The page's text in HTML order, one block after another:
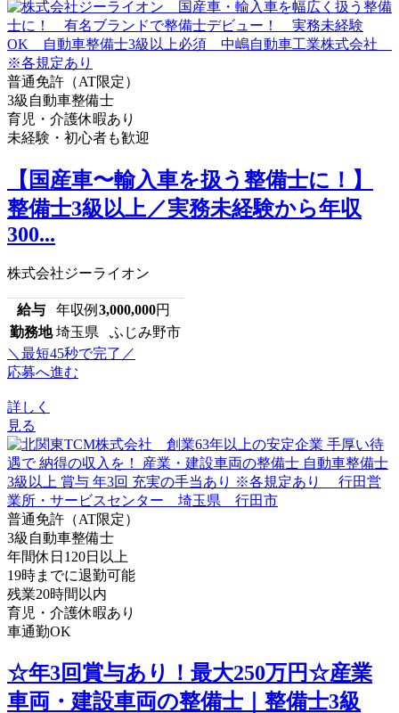
普通免許（AT限定）
3級自動車整備士
育児・介護休暇あり
未経験・初心者も歓迎
【国産車〜輸入車を扱う整備士に！】
整備士3級以上／実務未経験から年収
300...
株式会社ジーライオン
給与 年収例 3,000,000円
勤務地 埼玉県 ふじみ野市
＼最短45秒で完了／
応募へ進む
詳しく
見る
普通免許（AT限定）
3級自動車整備士
年間休日120日以上
19時までに退勤可能
残業20時間以内
育児・介護休暇あり
車通勤OK
☆年3回賞与あり！最大250万円☆産業
車両・建設車両の整備士｜整備士3級